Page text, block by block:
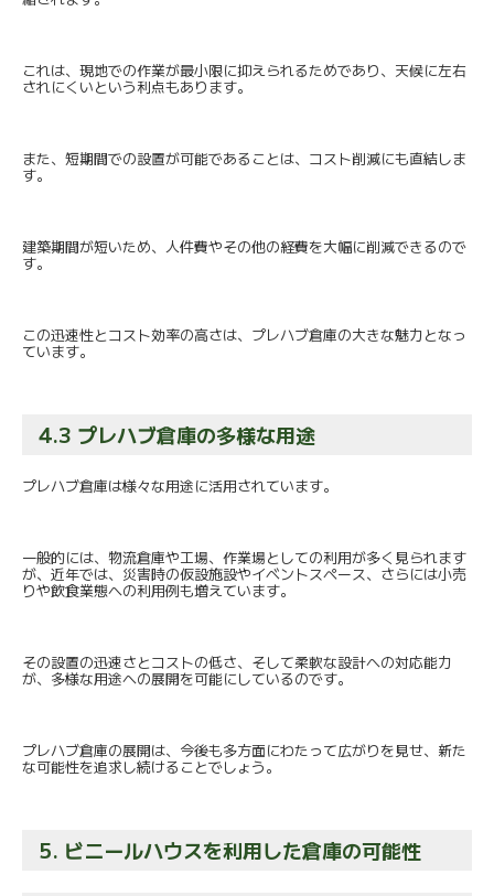
これは、現地での作業が最小限に抑えられるためであり、 天候に左右
されにくいという利点もあります。
また、短期間での設置が可能であることは、 コスト削減にも直結しま
す。
建築期間が短いため、 人件費やその他の経費を大幅に削減できるので
す。
この迅速性とコスト効率の高さは、 プレハブ倉庫の大きな魅力となっ
ています。
4.3 プレハブ倉庫の多様な用途
プレハブ倉庫は様々な用途に活用されています。
一般的には、物流倉庫や工場、 作業場としての利用が多く見られます
が、近年では、 災害時の仮設施設やイベントスペース、 さらには小売
りや飲食業態への利用例も増えています。
その設置の迅速さとコストの低さ、 そして柔軟な設計への対応能力
が、 多様な用途への展開を可能にしているのです。
プレハブ倉庫の展開は、今後も多方面にわたって広がりを見せ、 新た
な可能性を追求し続けることでしょう。
5. ビニールハウスを利用した倉庫の可能性